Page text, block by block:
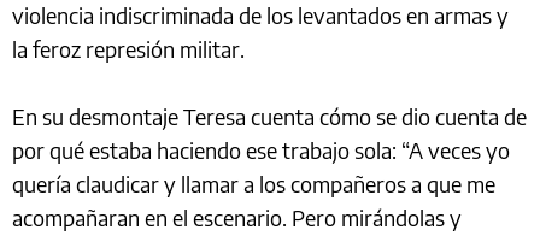
violencia indiscriminada de los levantados en armas y
la feroz represión militar.
En su desmontaje Teresa cuenta cómo se dio cuenta de
por qué estaba haciendo ese trabajo sola: “A veces yo
quería claudicar y llamar a los compañeros a que me
acompañaran en el escenario. Pero mirándolas y